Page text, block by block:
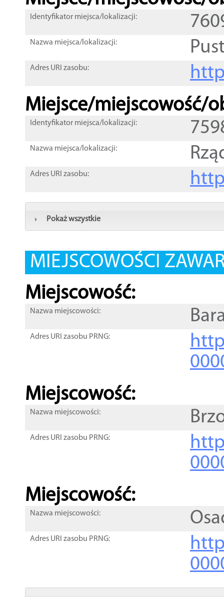
Identyfikator miejsca/lokalizacji:
Nazwa miejsca/lokalizacji:
Adres URI zasobu:
Miejsce/miejscowość/
Identyfikator miejsca/lokalizacji:
Nazwa miejsca/lokalizacji:
Adres URI zasobu:
Pokaż wszystkie
MIEJSCOWOŚCI
Miejscowość:
Nazwa miejscowości:
Adres URI zasobu PRNG:
Miejscowość:
Nazwa miejscowości:
Adres URI zasobu PRNG:
Miejscowość:
Nazwa miejscowości:
Adres URI zasobu PRNG: